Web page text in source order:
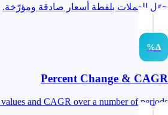
حوّل العملات بلقطة أسعار صادقة ومؤرّخة.
Δ%
Percent Change & CAGR
and CAGR over a number of periods